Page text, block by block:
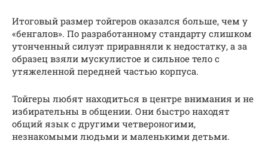
Итоговый размер тойгеров оказался больше, чем у
«бенгалов». По разработанному стандарту слишком
утонченный силуэт приравняли к недостатку, а за
образец взяли мускулистое и сильное тело с
утяжеленной передней частью корпуса.
Тойгеры любят находиться в центре внимания и не
избирательны в общении. Они быстро находят
общий язык с другими четвероногими,
незнакомыми людьми и маленькими детьми.